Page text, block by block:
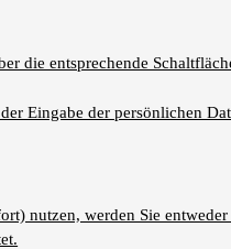
die entsprechende
Eingabe der persönlichen
nutzen, werden Sie